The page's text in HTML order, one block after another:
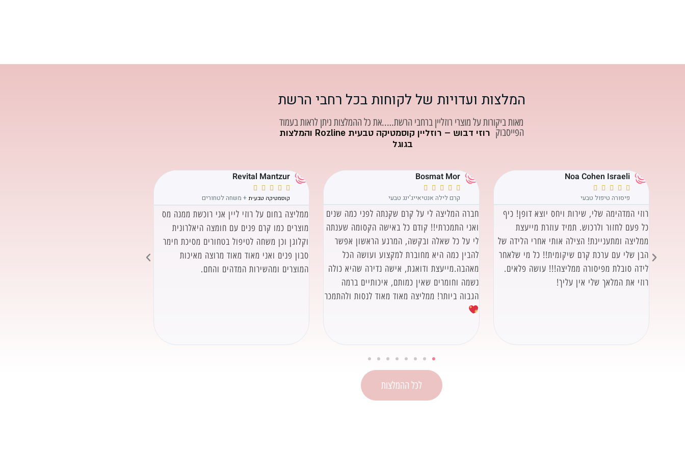
המלצות ועדויות של לקוחות בכל רחבי הרשת
מאות ביקורות על מוצרי רוזליין ברחבי הרשת…..את כל ההמלצות ניתן לראות בעמוד
הפייסבוק רוזי דבוש – רוזליין קוסמטיקה טבעית Rozline
והמלצות
בגוגל
Noa Cohen Israeli





פיסורה טיפול טבעי
רוזי המדהימה שלי, שירות ויחס יוצא דופן! כיף
כל פעם לחזור ולרכוש. תמיד עוזרת מייעצת
ממליצה ומתעניינת! הצילה אותי אחרי הלידה של
הבן שלי עם ערכת קרם שיקומית!! כל מי שלאחר
לידה סובלת מפיסורה ממליצה!!! עושה פלאים.
רוזי את המלאך שלי אין עליך!
Bosmat Mor





קרם לילה אנטיאייג'ינג טבעי
חברה המליצה לי על קרם שקנתה לפני כמה שנים
ואני התמכרתי!! קודם כל באישה הקסומה שענתה
לי על כל שאלה ובקשה, המרגע הראשון אפשר
להבין כמה היא מחוברת למקצוע ועושה הכל
מאהבה.מייעצת ודואגת, אישה נדירה שהיא כולה
נשמה וחומרים שאין כמותם, איכותיים ברמה
הגבוה ביותר! ממליצה מאוד מאוד לנסות ולהתמכר
Revital Mantzur





קוסמטיקה טבעית+ משחה לטחורים
ממליצה בחום על רוזי ליין אני רוכשת ממנה מס
מוצרים כמו קרם פנים עם חומצה היאלרונית
וקלוגן וכן משחה לטיפול בטחורים מסיכת חימר
סבון פנים ואני מאוד מאוד מרוצה מאיכות
המוצרים ומהשירות המדהים והחם.
לכל ההמלצות